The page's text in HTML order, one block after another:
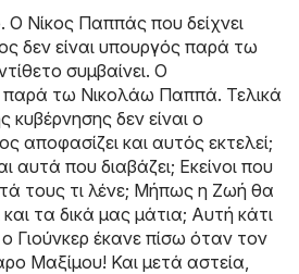
Ο Νίκος Παππάς που δείχνει
δεν είναι υπουργός παρά τω
συμβαίνει. Ο
παρά τω Νικολάω Παππά. Τελικά
κυβέρνησης δεν είναι ο
αποφασίζει και αυτός εκτελεί;
αυτά που διαβάζει; Εκείνοι που
τους τι λένε; Μήπως η Ζωή θα
τα δικά μας μάτια; Αυτή κάτι
Γιούνκερ έκανε πίσω όταν τον
Μαξίμου! Και μετά αστεία,